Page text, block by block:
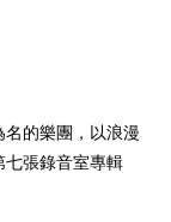
的樂團，以浪漫
七張錄音室專輯